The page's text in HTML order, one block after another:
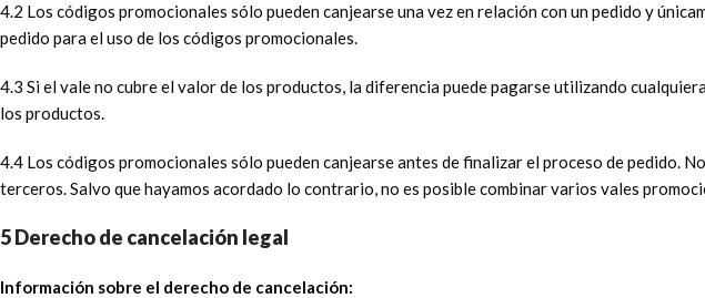
4.2 Los códigos promocionales sólo pueden canjearse una vez en relación con un pedido y
pedido para el uso de los códigos promocionales.
4.3 Si el vale no cubre el valor de los productos, la diferencia puede pagarse utilizando
los productos.
4.4 Los códigos promocionales sólo pueden canjearse antes de finalizar el proceso de pedido.
terceros. Salvo que hayamos acordado lo contrario, no es posible combinar varios vales
5 Derecho de cancelación legal
Información sobre el derecho de cancelación: